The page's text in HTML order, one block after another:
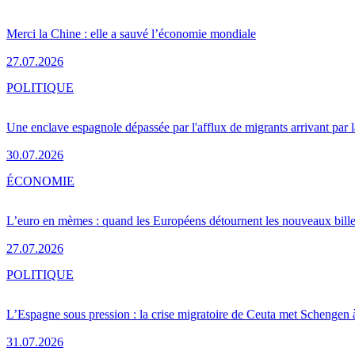
Merci la Chine : elle a sauvé l’économie mondiale
27.07.2026
Une enclave espagnole dépassée par l'afflux de migrants arrivant par
30.07.2026
POLITIQUE
L’euro en mèmes : quand les Européens détournent les nouveaux
27.07.2026
ÉCONOMIE
L’Espagne sous pression : la crise migratoire de Ceuta met Schengen
31.07.2026
POLITIQUE